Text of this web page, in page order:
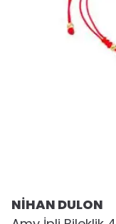
NİHAN DULON